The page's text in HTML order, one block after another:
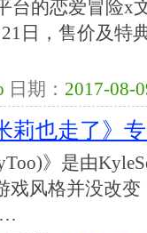
台的恋爱冒险
日，售价及特
日期： 2017-08-
莉也走了》
》是由
戏风格并没改变